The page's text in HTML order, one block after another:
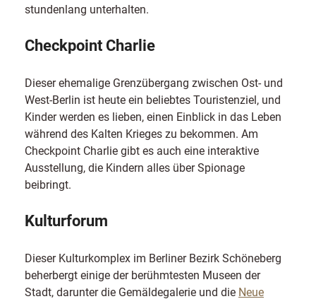
stundenlang unterhalten.
Checkpoint Charlie
Dieser ehemalige Grenzübergang zwischen Ost- und
West-Berlin ist heute ein beliebtes Touristenziel, und
Kinder werden es lieben, einen Einblick in das Leben
während des Kalten Krieges zu bekommen. Am
Checkpoint Charlie gibt es auch eine interaktive
Ausstellung, die Kindern alles über Spionage
beibringt.
Kulturforum
Dieser Kulturkomplex im Berliner Bezirk Schöneberg
beherbergt einige der berühmtesten Museen der
Stadt, darunter die Gemäldegalerie und die Neue